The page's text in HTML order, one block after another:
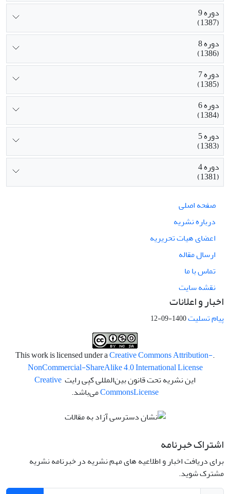
دوره 9
(1387)
دوره 8
(1386)
دوره 7
(1385)
دوره 6
(1384)
دوره 5
(1383)
دوره 4
(1381)
صفحه اصلی
درباره نشریه
اعضای هیات تحریریه
ارسال مقاله
تماس با ما
نقشه سایت
اخبار و اعلانات
پیام تسلیت1400-09-12
.This work is licensed under a
Creative Commons Attribution-
NonCommercial-ShareAlike 4.0 International License
این نشریه تحت قانون بین‌المللی کپی رایت Creative
CommonsLicense می‌باشد.
اشتراک خبرنامه
برای دریافت اخبار و اطلاعیه های مهم نشریه در خبرنامه نشریه
مشترک شوید.